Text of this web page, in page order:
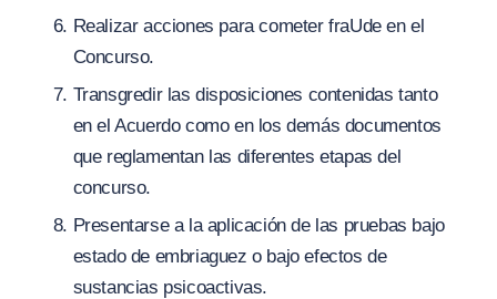
Realizar acciones para cometer fraUde en el
Concurso.
Transgredir las disposiciones contenidas tanto
en el Acuerdo como en los demás documentos
que reglamentan las diferentes etapas del
concurso.
Presentarse a la aplicación de las pruebas bajo
estado de embriaguez o bajo efectos de
sustancias psicoactivas.